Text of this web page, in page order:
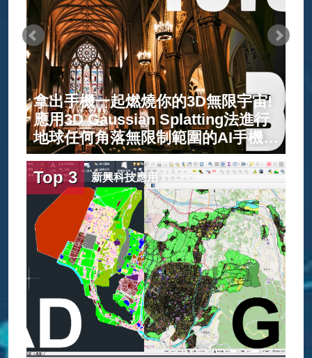
拿出手機一起燃燒你的3D無限宇宙!
應用3D Gaussian Splatting法進行
地球任何角落無限制範圍的AI手機建
模介紹
Top 3 新興科技應用